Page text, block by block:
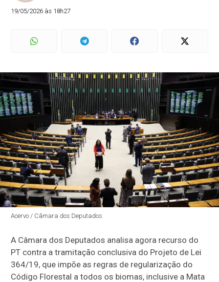
19/05/2026 às 18h27
Acervo / Câmara dos Deputados
A Câmara dos Deputados analisa agora recurso do
PT contra a tramitação conclusiva do Projeto de Lei
364/19, que impõe as regras de regularização do
Código Florestal a todos os biomas, inclusive a Mata